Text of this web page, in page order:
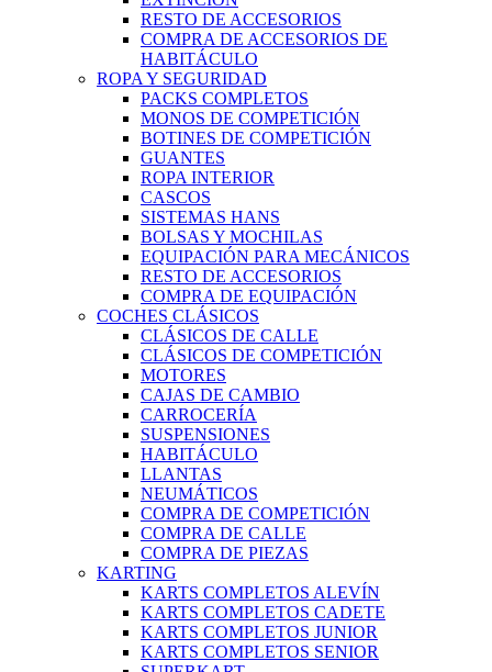
RESTO DE ACCESORIOS
COMPRA DE ACCESORIOS DE
HABITÁCULO
ROPA Y SEGURIDAD
PACKS COMPLETOS
MONOS DE COMPETICIÓN
BOTINES DE COMPETICIÓN
GUANTES
ROPA INTERIOR
CASCOS
SISTEMAS HANS
BOLSAS Y MOCHILAS
EQUIPACIÓN PARA MECÁNICOS
RESTO DE ACCESORIOS
COMPRA DE EQUIPACIÓN
COCHES CLÁSICOS
CLÁSICOS DE CALLE
CLÁSICOS DE COMPETICIÓN
MOTORES
CAJAS DE CAMBIO
CARROCERÍA
SUSPENSIONES
HABITÁCULO
LLANTAS
NEUMÁTICOS
COMPRA DE COMPETICIÓN
COMPRA DE CALLE
COMPRA DE PIEZAS
KARTING
KARTS COMPLETOS ALEVÍN
KARTS COMPLETOS CADETE
KARTS COMPLETOS JUNIOR
KARTS COMPLETOS SENIOR